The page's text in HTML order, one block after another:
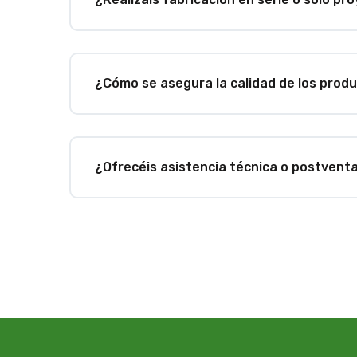
¿Cómo se asegura la calidad de los
¿Ofrecéis asistencia técnica o